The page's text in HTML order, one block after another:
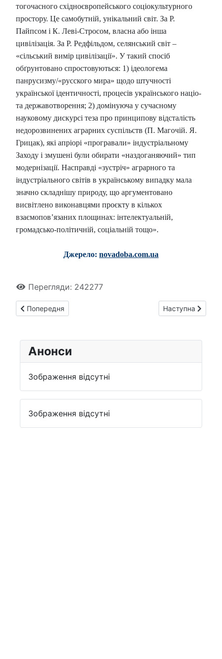
тогочасного східноєвропейського соціокультурного
простору. Це самобутній, унікальний світ. За Р.
Пайпсом і К. Леві-Стросом, власна або інша
цивілізація. За Р. Редфільдом, селянський світ –
«сільський вимір цивілізації». У такий спосіб
обґрунтовано спростовуються: 1) ідеологема
панрусизму/«русского мира» щодо штучності
української ідентичності, процесів українського націо-
та державотворення; 2) домінуюча у сучасному
науковому дискурсі теза про принципову відсталість
недорозвинених аграрних суспільств (П. Магочій. Я.
Грицак), які апріорі «програвали» індустріальному
Заходу і змушені були обирати «наздоганяючий» тип
модернізації. Насправді «зустріч» аграрного та
індустріального світів в українському випадку мала
значно складнішу природу, що аргументовано
висвітлено виконавцями проєкту в кількох
взаємопов’язаних площинах: інтелектуальній,
громадсько-політичній, соціальній тощо».
Джерело: novadoba.com.ua
Перегляди: 242277
Попередня стаття: Селянські республіки 1917 - 1921 рр.
Попередня Наступна
Наступна
Анонси
Зображення відсутні
Зображення відсутні